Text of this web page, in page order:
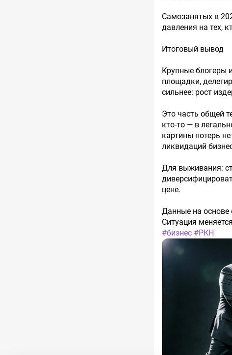
Самозанятых в
давления на тех,
Итоговый вывод
Крупные блогеры
площадки,
сильнее: рост
Это часть общей
кто-то — в
картины потерь
ликвидаций
Для выживания:
цене.
Данные на
Ситуация
#бизнес #РКН